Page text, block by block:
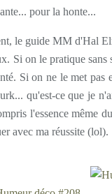
pour la honte...
le guide MM d'Hal
Si on le pratique sans
Si on ne le met pas
qu'est-ce que je
l'essence même
avec ma réussite (lol).